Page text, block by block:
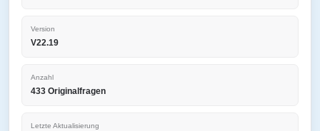
Version
V22.19
Anzahl
433 Originalfragen
Letzte Aktualisierung